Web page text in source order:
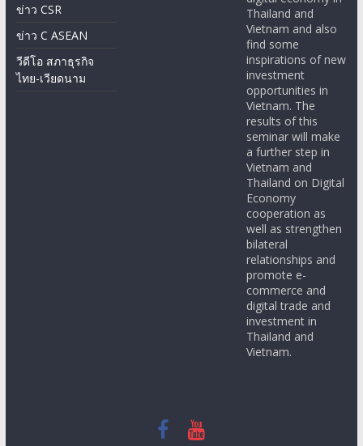
ข่าว CSR
ข่าว C ASEAN
วีดีโอ สภาธุรกิจ
ไทย-เวียดนาม
Thailand and
Vietnam and also
find some
inspirations of new
investment
opportunities in
Vietnam. The
results of this
seminar will make
a further step in
Vietnam and
Thailand on Digital
Economy
cooperation as
well as strengthen
bilateral
relationships and
promote e-
commerce and
digital trade and
investment in
Thailand and
Vietnam.